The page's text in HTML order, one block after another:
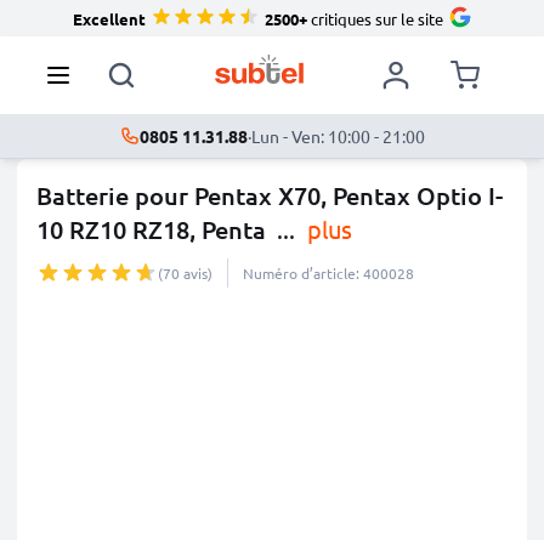
Excellent 2500+critiques sur le site
0805 11.31.88·Lun - Ven: 10:00 - 21:00
Batterie pour Pentax X70, Pentax Optio I-
10 RZ10 RZ18, Penta ... plus
(70 avis) Numéro d’article: 400028